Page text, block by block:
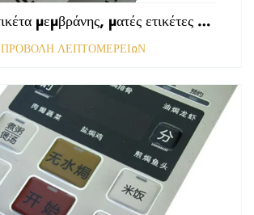
Λαμπερή ετικέτα μεμβράνης, ματές ετικέτες εμπρόσθιου πίνακα ελέγχου, ανάγλυφη γραφική επικάλυψη πολυκαρβονικού
ΠΡΟΒΟΛΗ ΛΕΠΤΟΜΕΡΕΙΩΝ